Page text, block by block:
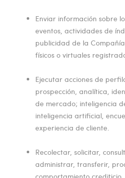
Enviar información sobre
eventos, actividades de
publicidad de la
físicos o virtuales
Ejecutar acciones de
prospección, analítica,
de mercado; inteligencia
inteligencia artificial,
experiencia de cliente.
Recolectar, solicitar,
administrar, transferir,